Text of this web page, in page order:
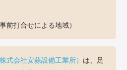
前打合せによる地域）
式会社安蒜設備工業所） は、足